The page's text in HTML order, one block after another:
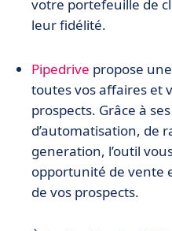
votre portefeuille de
leur fidélité.
Pipedrive propose une
toutes vos affaires et
prospects. Grâce à
d’automatisation, de
generation, l’outil
opportunité de vente
de vos prospects.